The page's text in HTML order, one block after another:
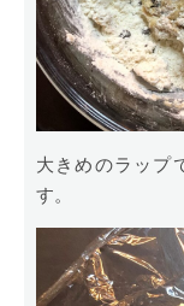
大きめのラップ
す。